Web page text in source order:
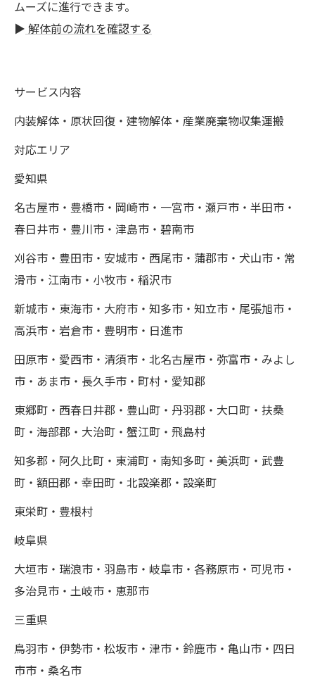
ムーズに進行できます。
▶ 解体前の流れを確認する
サービス内容
内装解体・原状回復・建物解体・産業廃棄物収集運搬
対応エリア
愛知県
名古屋市・豊橋市・岡崎市・一宮市・瀬戸市・半田市・
春日井市・豊川市・津島市・碧南市
刈谷市・豊田市・安城市・西尾市・蒲郡市・犬山市・常
滑市・江南市・小牧市・稲沢市
新城市・東海市・大府市・知多市・知立市・尾張旭市・
高浜市・岩倉市・豊明市・日進市
田原市・愛西市・清須市・北名古屋市・弥富市・みよし
市・あま市・長久手市・町村・愛知郡
東郷町・西春日井郡・豊山町・丹羽郡・大口町・扶桑
町・海部郡・大治町・蟹江町・飛島村
知多郡・阿久比町・東浦町・南知多町・美浜町・武豊
町・額田郡・幸田町・北設楽郡・設楽町
東栄町・豊根村
岐阜県
大垣市・瑞浪市・羽島市・岐阜市・各務原市・可児市・
多治見市・土岐市・恵那市
三重県
鳥羽市・伊勢市・松坂市・津市・鈴鹿市・亀山市・四日
市市・桑名市